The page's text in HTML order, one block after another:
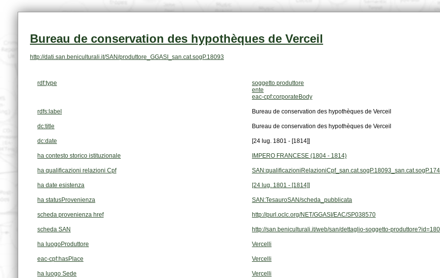
Bureau de conservation des hypothèques de Verceil
http://dati.san.beniculturali.it/SAN/produttore_GGASI_san.cat.sogP.18093
rdf:type
soggetto produttore
ente
eac-cpf:corporateBody
rdfs:label Bureau de conservation des hypothèques de Verceil
dc:title Bureau de conservation des hypothèques de Verceil
dc:date [24 lug. 1801 - [1814]]
ha contesto storico istituzionale IMPERO FRANCESE (1804 - 1814)
ha qualificazioni relazioni Cpf
ha date esistenza [24 lug. 1801 - [1814]]
ha statusProvenienza SAN:TesauroSAN/scheda_pubblicata
scheda provenienza href http://purl.oclc.org/NET/GGASI/EAC/SP038570
scheda SAN http://san.beniculturali.it/web/san/dettaglio-soggetto-
ha luogoProduttore Vercelli
eac-cpf:hasPlace Vercelli
ha luogo Sede Vercelli